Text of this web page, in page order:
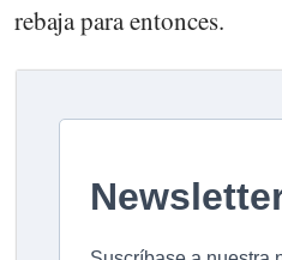
rebaja para entonces.